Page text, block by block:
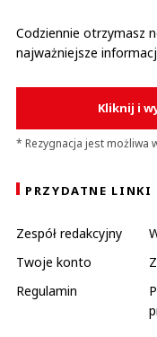
Codziennie otrzymasz
najważniejsze
Kliknij i
* Rezygnacja jest możliwa
PRZYDATNE LINKI
Zespół redakcyjny
Twoje konto
Regulamin